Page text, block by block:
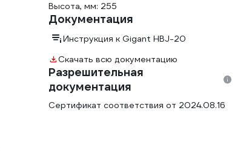
Высота, мм: 255
Документация
Инструкция к Gigant HBJ-20
Скачать всю документацию
Разрешительная
документация
Сертификат соответствия от 2024.08.16